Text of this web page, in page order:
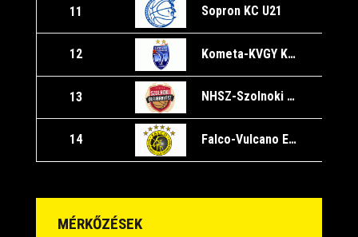
11 Sopron KC U21
12 Kometa-KVGY Kaposvári KK U21
13 NHSZ-Szolnoki Olajbányász U21
14 Falco-Vulcano Energia KC U21
MÉRKŐZÉSEK